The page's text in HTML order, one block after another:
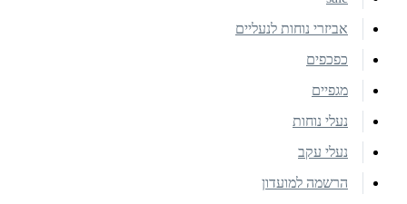
אביזרי נוחות לנעליים
כפכפים
מגפיים
נעלי נוחות
נעלי עקב
הרשמה למועדון